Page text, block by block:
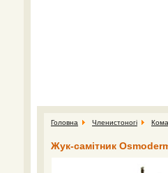
Головна Членистоногі
Жук-самітник